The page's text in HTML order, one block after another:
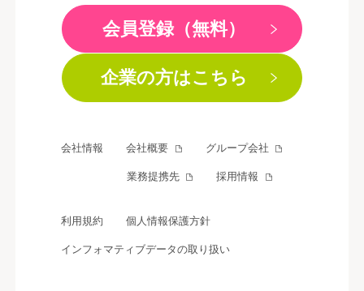
会員登録（無料）
企業の方はこちら
会社情報 会社概要 グループ会社
業務提携先 採用情報
利用規約 個人情報保護方針
インフォマティブデータの取り扱い